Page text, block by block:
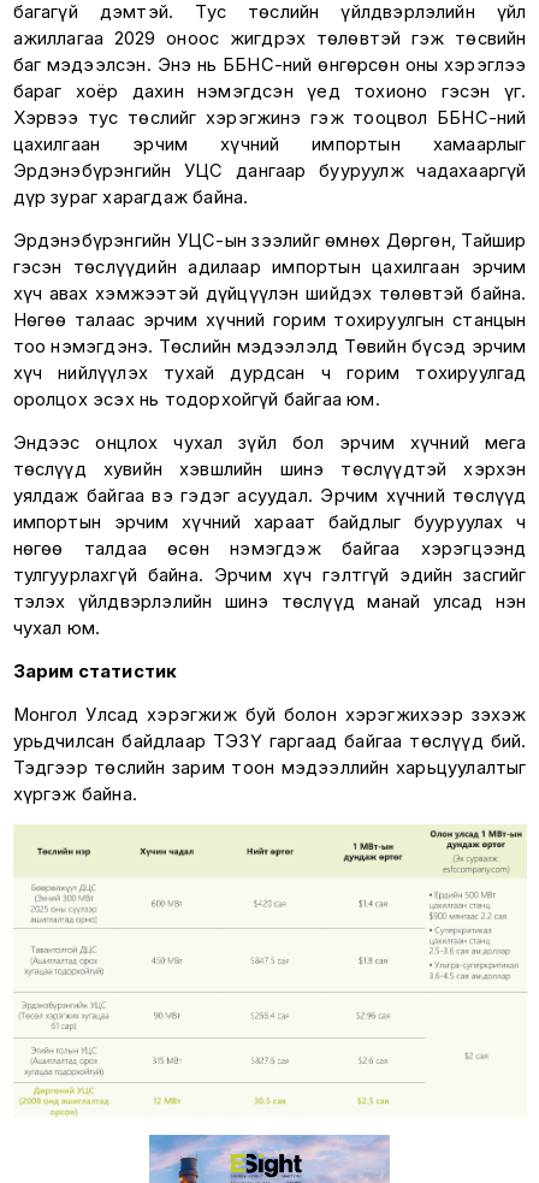
багагүй дэмтэй. Тус төслийн үйлдвэрлэлийн үйл
ажиллагаа 2029 оноос жигдрэх төлөвтэй гэж төсвийн
баг мэдээлсэн. Энэ нь ББНС-ний өнгөрсөн оны хэрэглээ
бараг хоёр дахин нэмэгдсэн үед тохионо гэсэн үг.
Хэрвээ тус төслийг хэрэгжинэ гэж тооцвол ББНС-ний
цахилгаан эрчим хүчний импортын хамаарлыг
Эрдэнэбүрэнгийн УЦС дангаар бууруулж чадахааргүй
дүр зураг харагдаж байна.
Эрдэнэбүрэнгийн УЦС-ын зээлийг өмнөх Дөргөн, Тайшир
гэсэн төслүүдийн адилаар импортын цахилгаан эрчим
хүч авах хэмжээтэй дүйцүүлэн шийдэх төлөвтэй байна.
Нөгөө талаас эрчим хүчний горим тохируулгын станцын
тоо нэмэгдэнэ. Төслийн мэдээлэлд Төвийн бүсэд эрчим
хүч нийлүүлэх тухай дурдсан ч горим тохируулгад
оролцох эсэх нь тодорхойгүй байгаа юм.
Эндээс онцлох чухал зүйл бол эрчим хүчний мега
төслүүд хувийн хэвшлийн шинэ төслүүдтэй хэрхэн
уялдаж байгаа вэ гэдэг асуудал. Эрчим хүчний төслүүд
импортын эрчим хүчний хараат байдлыг бууруулах ч
нөгөө талдаа өсөн нэмэгдэж байгаа хэрэгцээнд
тулгуурлахгүй байна. Эрчим хүч гэлтгүй эдийн засгийг
тэлэх үйлдвэрлэлийн шинэ төслүүд манай улсад нэн
чухал юм.
Зарим статистик
Монгол Улсад хэрэгжиж буй болон хэрэгжихээр зэхэж
урьдчилсан байдлаар ТЭЗҮ гаргаад байгаа төслүүд бий.
Тэдгээр төслийн зарим тоон мэдээллийн харьцуулалтыг
хүргэж байна.